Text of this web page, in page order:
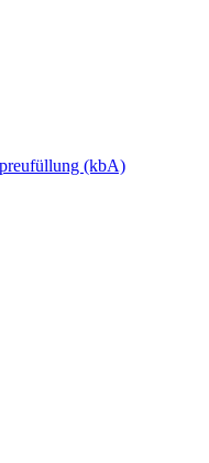
(kbA)